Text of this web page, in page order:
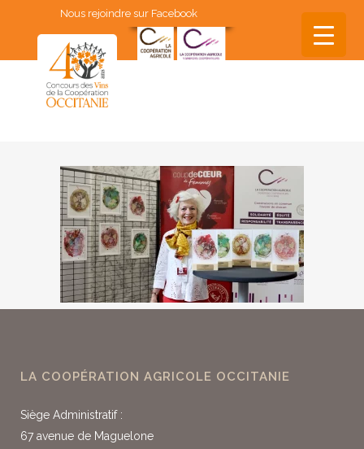
Nous rejoindre sur Facebook
LA COOPÉRATION AGRICOLE OCCITANIE
Siège Administratif :
67 avenue de Maguelone